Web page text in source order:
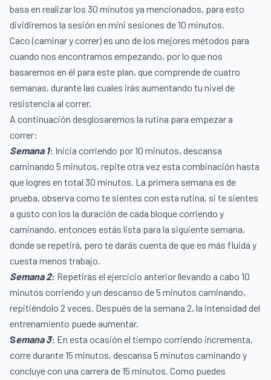
basa en realizar los 30 minutos ya mencionados, para esto
dividiremos la sesión en mini sesiones de 10 minutos.
Caco (caminar y correr) es uno de los mejores métodos para
cuando nos encontramos empezando, por lo que nos
basaremos en él para este plan, que comprende de cuatro
semanas, durante las cuales irás aumentando tu nivel de
resistencia al correr.
A continuación desglosaremos la rutina para empezar a
correr:
Semana 1: Inicia corriendo por 10 minutos, descansa
caminando 5 minutos, repite otra vez esta combinación hasta
que logres en total 30 minutos. La primera semana es de
prueba, observa como te sientes con esta rutina, si te sientes
a gusto con los la duración de cada bloque corriendo y
caminando, entonces estás lista para la siguiente semana,
donde se repetirá, pero te darás cuenta de que es más fluida y
cuesta menos trabajo.
Semana 2: Repetirás el ejercicio anterior llevando a cabo 10
minutos corriendo y un descanso de 5 minutos caminando,
repitiéndolo 2 veces. Después de la semana 2, la intensidad del
entrenamiento puede aumentar.
Semana 3: En esta ocasión el tiempo corriendo incrementa,
corre durante 15 minutos, descansa 5 minutos caminando y
concluye con una carrera de 15 minutos. Como puedes